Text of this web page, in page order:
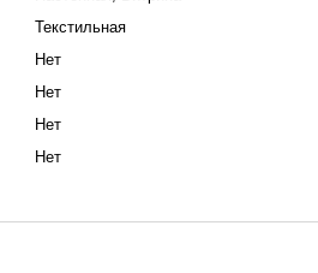
Текстильная
Нет
Нет
Нет
Нет